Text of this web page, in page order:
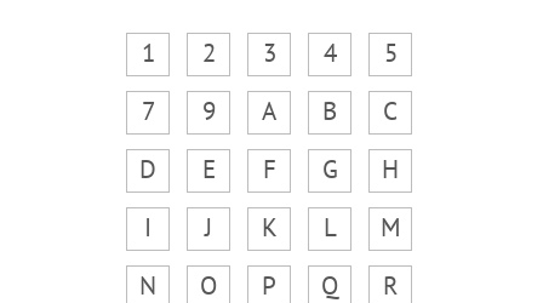
1 2 3 4
5
7
9 A B
C
D
E F G
H
I
J K L
M
N
O P Q
R